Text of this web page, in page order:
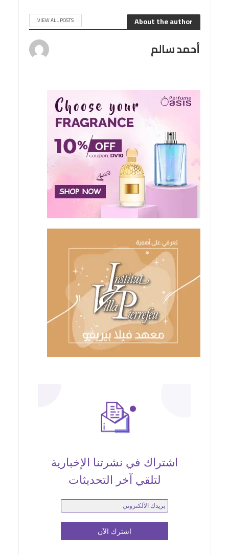
About the author
VIEW ALL POSTS
أحمد سالم
اشتراك في نشرتنا الإخبارية
لتلقي آخر التحديثات